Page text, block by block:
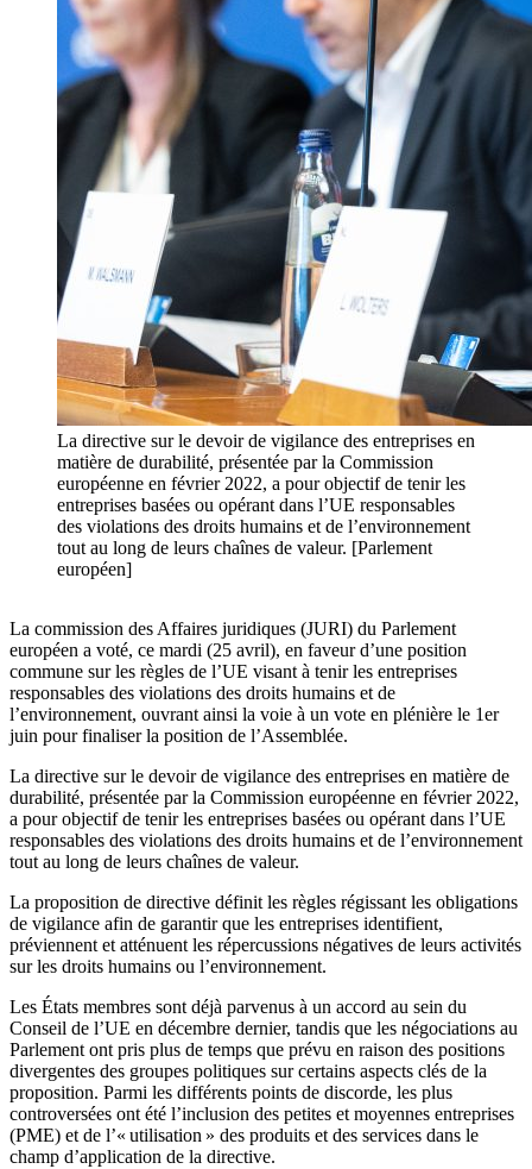
La directive sur le devoir de vigilance des entreprises en
matière de durabilité, présentée par la Commission
européenne en février 2022, a pour objectif de tenir les
entreprises basées ou opérant dans l’UE responsables
des violations des droits humains et de l’environnement
tout au long de leurs chaînes de valeur. [Parlement
européen]
La commission des Affaires juridiques (JURI) du Parlement
européen a voté, ce mardi (25 avril), en faveur d’une position
commune sur les règles de l’UE visant à tenir les entreprises
responsables des violations des droits humains et de
l’environnement, ouvrant ainsi la voie à un vote en plénière le 1er
juin pour finaliser la position de l’Assemblée.
La directive sur le devoir de vigilance des entreprises en matière de
durabilité, présentée par la Commission européenne en février 2022,
a pour objectif de tenir les entreprises basées ou opérant dans l’UE
responsables des violations des droits humains et de l’environnement
tout au long de leurs chaînes de valeur.
La proposition de directive définit les règles régissant les obligations
de vigilance afin de garantir que les entreprises identifient,
préviennent et atténuent les répercussions négatives de leurs activités
sur les droits humains ou l’environnement.
Les États membres sont déjà parvenus à un accord au sein du
Conseil de l’UE en décembre dernier, tandis que les négociations au
Parlement ont pris plus de temps que prévu en raison des positions
divergentes des groupes politiques sur certains aspects clés de la
proposition. Parmi les différents points de discorde, les plus
controversées ont été l’inclusion des petites et moyennes entreprises
(PME) et de l’« utilisation » des produits et des services dans le
champ d’application de la directive.